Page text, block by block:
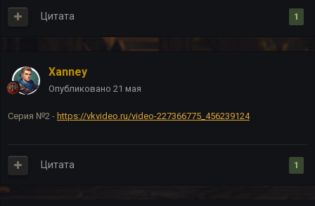
1
Цитата
Xanney
Опубликовано 21 мая
Серия №2 - https://vkvideo.ru/video-227366775_456239124
1
Цитата